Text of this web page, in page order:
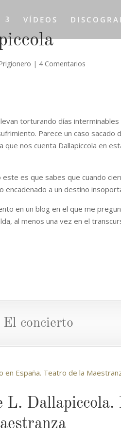
VÍDEOS
| 4 Comentarios
torturando días interminables
Parece un caso sacado
nos cuenta Dallapiccola en
es que sabes que cuando
encadenado a un destino
en un blog en el que me
al menos una vez en el
El concierto
Dallapiccola.